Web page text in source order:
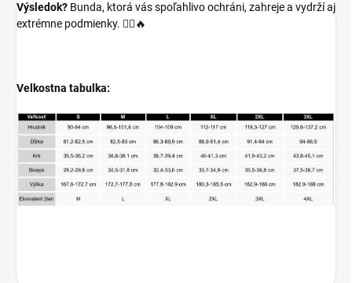
Výsledok? Bunda, ktorá vás spoľahlivo ochráni, zahreje a vydrží aj
extrémne podmienky. 🚴‍♂️🔥
Velkostna tabulka: